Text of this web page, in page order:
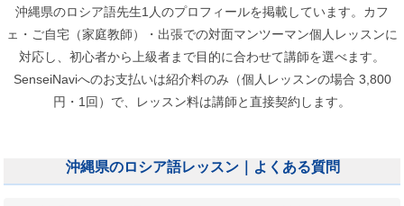
沖縄県のロシア語先生1人のプロフィールを掲載しています。カフ
ェ・ご自宅（家庭教師）・出張での対面マンツーマン個人レッスンに
対応し、初心者から上級者まで目的に合わせて講師を選べます。
SenseiNaviへのお支払いは紹介料のみ（個人レッスンの場合 3,800
円・1回）で、レッスン料は講師と直接契約します。
沖縄県のロシア語レッスン｜よくある質問